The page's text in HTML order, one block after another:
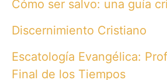
Cómo ser salvo: una guía
Discernimiento Cristiano
Escatología Evangélica:
Final de los Tiempos